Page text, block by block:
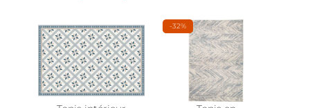
-32%